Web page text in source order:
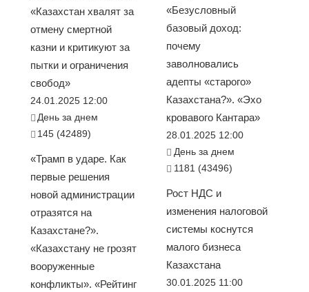
«Казахстан хвалят за
отмену смертной
казни и критикуют за
пытки и ограничения
свобод»
24.01.2025 12:00
День за днем
145 (42489)
«Трамп в ударе. Как
первые решения
новой администрации
отразятся на
Казахстане?».
«Казахстану не грозят
вооруженные
конфликты». «Рейтинг
«Безусловный
базовый доход:
почему
заволновались
адепты «старого»
Казахстана?». «Эхо
кровавого Кантара»
28.01.2025 12:00
День за днем
1181 (43496)
Рост НДС и
изменения налоговой
системы коснутся
малого бизнеса
Казахстана
30.01.2025 11:00